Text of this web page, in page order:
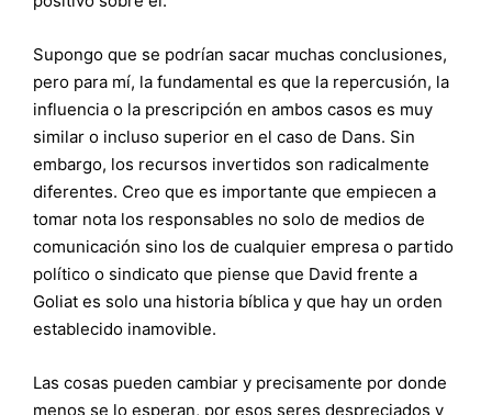
Supongo que se podrían sacar muchas conclusiones,
pero para mí, la fundamental es que la repercusión, la
influencia o la prescripción en ambos casos es muy
similar o incluso superior en el caso de Dans. Sin
embargo, los recursos invertidos son radicalmente
diferentes. Creo que es importante que empiecen a
tomar nota los responsables no solo de medios de
comunicación sino los de cualquier empresa o partido
político o sindicato que piense que David frente a
Goliat es solo una historia bíblica y que hay un orden
establecido inamovible.
Las cosas pueden cambiar y precisamente por donde
menos se lo esperan, por esos seres despreciados y